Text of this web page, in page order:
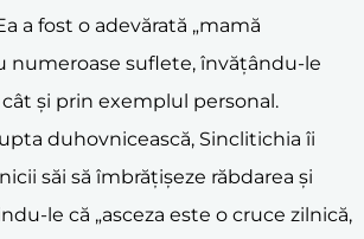
a fost o adevărată „mamă
numeroase suflete, învățându-le
și prin exemplul personal.
duhovnicească, Sinclitichia îi
săi să îmbrățișeze răbdarea și
le că „asceza este o cruce zilnică,